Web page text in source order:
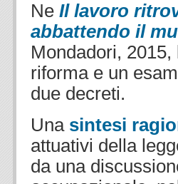
Ne Il lavoro
abbattendo il
Mondadori,
riforma e un
due decreti.
Una sintesi
attuativi della
da una